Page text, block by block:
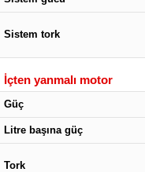
Sistem tork
İçten yanmalı motor
Güç
Litre başına güç
Tork